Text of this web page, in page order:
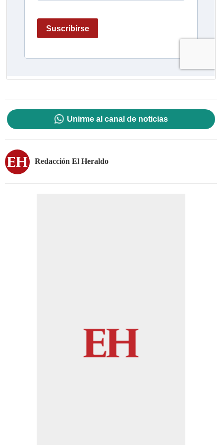
Unirme al canal de noticias
Redacción El Heraldo